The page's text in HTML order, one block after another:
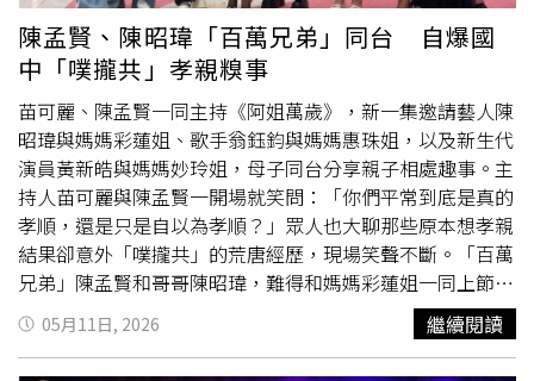
桌、員工健身房、按摩服務等矽谷常見福利。一名員工表
示，黃仁勳雖是知名美食愛好者，但更希望員工能投入真正
重要的工作，同時維持健康的工作與生活平衡，而非透過免
費福利讓大家長時間待在辦公室。另一位前員工則透露，節
儉精神深植於輝達企業文化，這也與硬體產業長期獲利率相
對較低有關，因此公司始終強調資源有效運用。報導也提
到，輝達副總裁出差時搭乘經濟艙 ，且沒有專屬行政助理，
被視為公司「One Team」平等文化的具體展現。對於餐飲
福利相對簡樸，多名前員工認為並未影響工作士氣。一位受
訪者表示，當時每天都有大量具挑戰性的工作等待完成，只
要能快速買到餐點、回到座位繼續工作即可，是否免費並不
是大家最在意的事情。
陳孟賢、陳昭瑋「百萬兄弟」同台 自爆國
中「噗攏共」孝親糗事
苗可麗、陳孟賢一同主持《阿姐萬歲》，新一集邀請藝人陳
昭瑋與媽媽彩蓮姐、歌手翁鈺鈞與媽媽惠珠姐，以及新生代
演員黃新皓與媽媽妙玲姐，母子同台分享親子相處趣事。主
持人苗可麗與陳孟賢一開場就笑問：「你們平常到底是真的
孝順，還是只是自以為孝順？」眾人也大聊那些原本想孝親
結果卻意外「噗攏共」的荒唐經歷，現場笑聲不斷。「百萬
兄弟」陳孟賢和哥哥陳昭瑋，難得和媽媽彩蓮姐一同上節
目，陳昭瑋還與媽媽合唱〈霧〉，讓苗可麗聽完直呼：「兄
弟倆的好歌喉完全遺傳媽媽！」陳孟賢也自爆，國中時曾偷
05月11日, 2026 繼續閱讀